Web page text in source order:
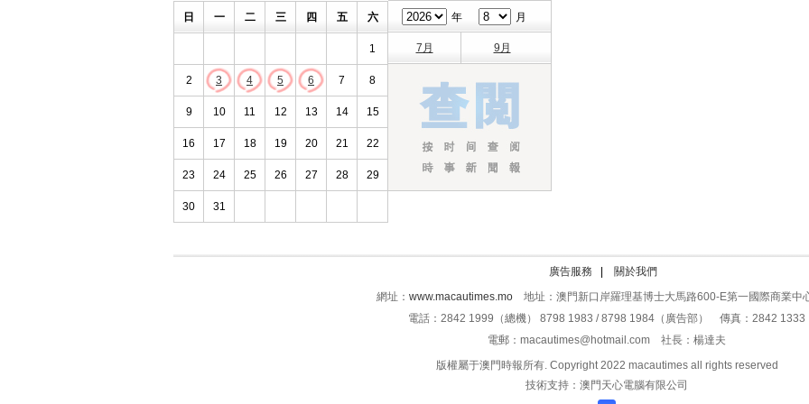
日 一 二 三 四 五 六
1
2 3 4 5 6 7 8
9 10 11 12 13 14 15
16 17 18 19 20 21 22
23 24 25 26 27 28 29
30 31
年 月
7月 9月
廣告服務
關於我們
網址： www.macautimes.mo 地址：澳門新口岸羅理基博士大馬路600-E第一國際商業中
電話：2842 1999（總機） 8798 1983 / 8798 1984（廣告部） 傳真：2842 1333
電郵：macautimes@hotmail.com 社長：楊達夫
版權屬于澳門時報所有. Copyright 2022 macautimes all rights reserved
技術支持：澳門天心電腦有限公司